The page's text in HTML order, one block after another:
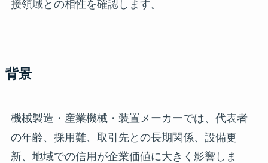
接領域との相性を確認します。
背景
機械製造・産業機械・装置メーカーでは、代表者
の年齢、採用難、取引先との長期関係、設備更
新、地域での信用が企業価値に大きく影響しま